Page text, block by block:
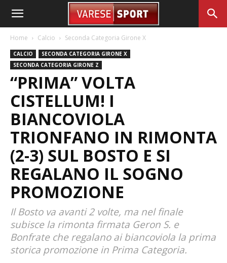
Home Calcio Seconda Categoria Girone X
CALCIO
SECONDA CATEGORIA GIRONE X
SECONDA CATEGORIA GIRONE Z
“PRIMA” VOLTA
CISTELLUM! I
BIANCOVIOLA
TRIONFANO IN RIMONTA
(2-3) SUL BOSTO E SI
REGALANO IL SOGNO
PROMOZIONE
Il Bosto va avanti 2 volte, ma nel finale
subisce la rimonta firmata Geron S. e
Bonfrate che regalano ai biancoviola la prima
storica promozione in Prima Categoria.